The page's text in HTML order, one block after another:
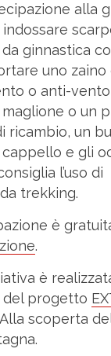
alla
ginnastica
uno zaino
o anti-
o un
ricambio, un
cappello e gli
l’uso di
trekking.
è
.
è
del progetto
scoperta